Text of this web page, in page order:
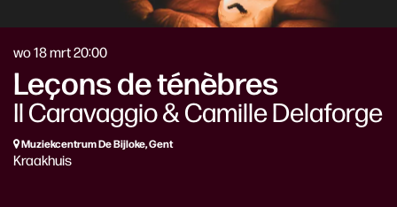
Leçons de ténèbres
Il Caravaggio & Camille Delaforge
wo 18 mrt20:00
Muziekcentrum De Bijloke, Gent
Kraakhuis